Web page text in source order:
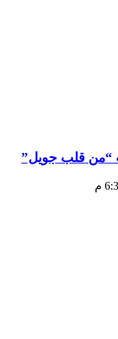
“من قلب جويل”